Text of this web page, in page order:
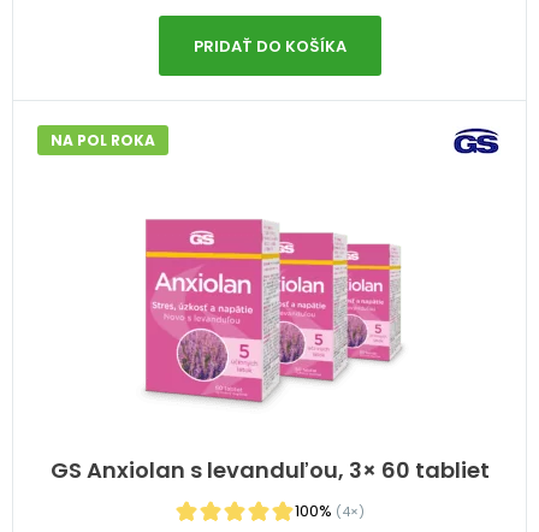
PRIDAŤ DO KOŠÍKA
GS Anxiolan s levanduľou, 3× 60 tabliet
100% (4×)
NA POL ROKA